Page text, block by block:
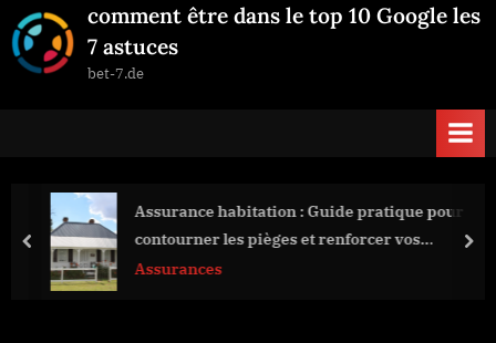
comment être dans le top 10 Google les
7 astuces
bet-7.de
Assurance habitation : Guide pratique pour
contourner les pièges et renforcer vos
garanties
Assurances
prev